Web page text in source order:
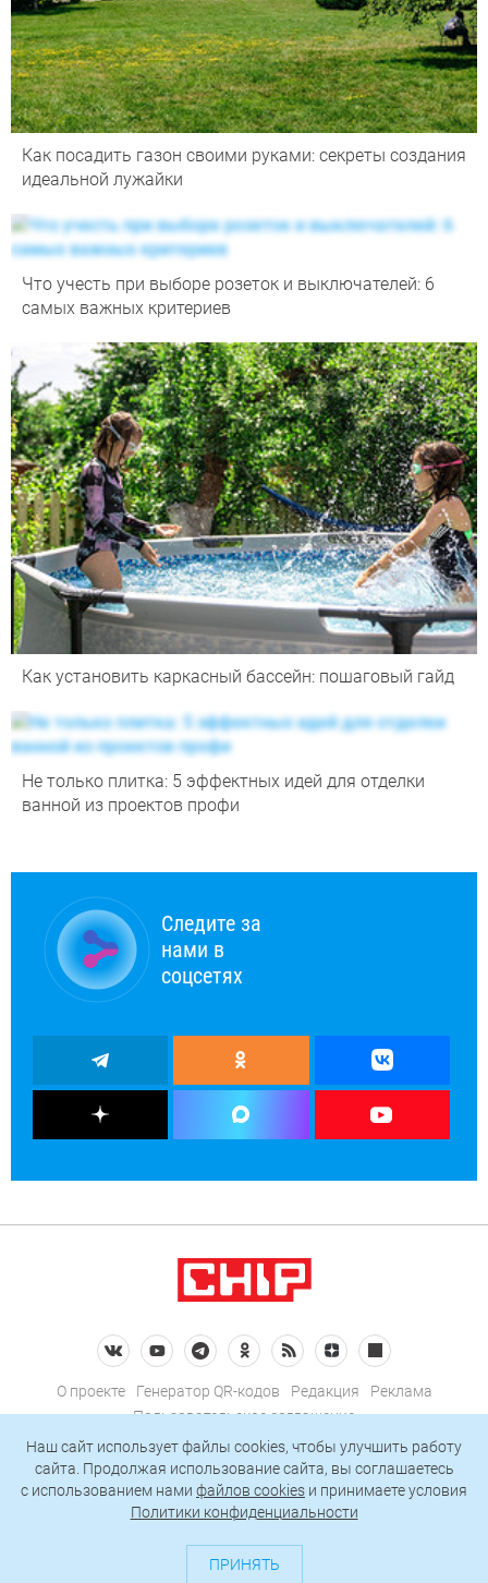
Как посадить газон своими руками: секреты создания
идеальной лужайки
Что учесть при выборе розеток и выключателей: 6
самых важных критериев
Как установить каркасный бассейн: пошаговый гайд
Не только плитка: 5 эффектных идей для отделки
ванной из проектов профи
Следите за
нами в
соцсетях
О проекте Генератор QR-кодов Редакция
Реклама
Пользовательское соглашение
Политика конфиденциальности
Подписаться на рассылку
127018, Москва, ул. Полковая, д. 3, стр. 4, помещение I, комн. 23
Наш сайт использует файлы cookies, чтобы улучшить работу
сайта. Продолжая использование сайта, вы соглашаетесь
c использованием нами файлов cookies и принимаете условия
Политики конфиденциальности
ПРИНЯТЬ